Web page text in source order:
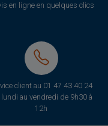
en ligne en quelques clics
client au 01 47 43 40 24
lundi au vendredi de 9h30 à
12h